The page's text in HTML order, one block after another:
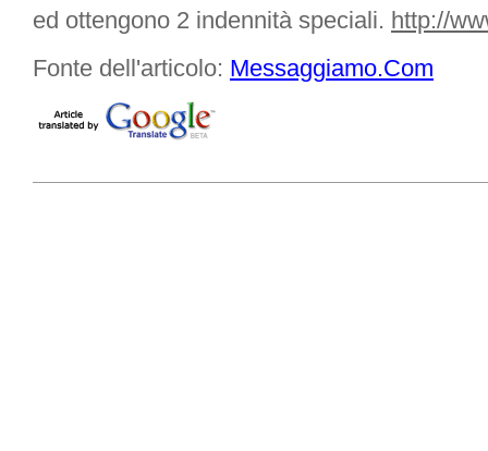
ed ottengono 2 indennità speciali. http://
Fonte dell'articolo: Messaggiamo.Com